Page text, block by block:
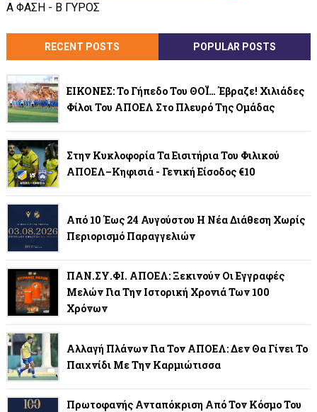
Α ΦΑΣΗ - Β ΓΥΡΟΣ
RECENT POSTS POPULAR POSTS
ΕΙΚΟΝΕΣ: Το Γήπεδο Του ΘΟΪ… Έβραζε! Χιλιάδες
Φίλοι Του ΑΠΟΕΛ Στο Πλευρό Της Ομάδας
Στην Κυκλοφορία Τα Εισιτήρια Του Φιλικού
ΑΠΟΕΛ–Κηφισιά - Γενική Είσοδος €10
Από 10 Έως 24 Αυγούστου Η Νέα Διάθεση Χωρίς
Περιορισμό Παραγγελιών
ΠΑΝ.ΣΥ.ΦΙ. ΑΠΟΕΛ: Ξεκινούν Οι Εγγραφές
Μελών Για Την Ιστορική Χρονιά Των 100
Χρόνων
Αλλαγή Πλάνων Για Τον ΑΠΟΕΛ: Δεν Θα Γίνει Το
Παιχνίδι Με Την Καρμιώτισσα
Πρωτοφανής Ανταπόκριση Από Τον Κόσμο Του